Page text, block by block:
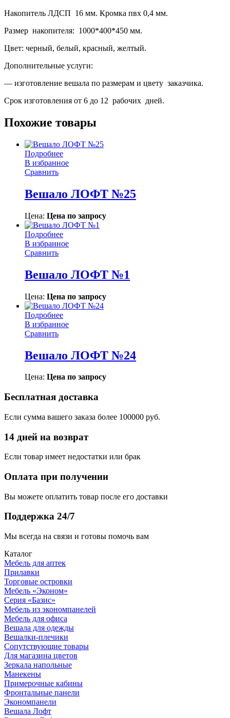
Накопитель ЛДСП 16 мм. Кромка пвх 0,4 мм.
Размер накопителя: 1000*400*450 мм.
Цвет: черный, белый, красный, желтый.
Дополнительные услуги:
— изготовление вешала по размерам и цвету заказчика.
Срок изготовления от 6 до 12 рабочих дней.
Похожие товары
Подробнее
В избранное
Сравнить
Вешало ЛОФТ №25
Цена: Цена по запросу
Подробнее
В избранное
Сравнить
Вешало ЛОФТ №1
Цена: Цена по запросу
Подробнее
В избранное
Сравнить
Вешало ЛОФТ №24
Цена: Цена по запросу
Бесплатная доставка
Если сумма вашего заказа более 100000 руб.
14 дней на возврат
Если товар имеет недостатки или брак
Оплата при получении
Вы можете оплатить товар после его доставки
Поддержка 24/7
Мы всегда на связи и готовы помочь вам
Каталог
Мебель для аптек
Прилавки
Торговые островки
Мебель «Эконом»
Серия «Базис»
Мебель из экономпанелей
Мебель для офиса
Вешала для одежды
Вешалки-плечики
Сопутствующие товары
Для магазина цветов
Зеркала напольные
Манекены
Примерочные кабины
Фронтальные панели
Экономпанели
Вешала Лофт